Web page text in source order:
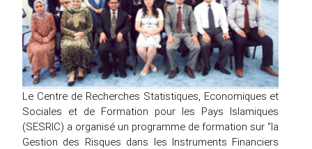
Le Centre de Recherches Statistiques, Economiques et
Sociales et de Formation pour les Pays Islamiques
(SESRIC) a organisé un programme de formation sur "la
Gestion des Risques dans les Instruments Financiers